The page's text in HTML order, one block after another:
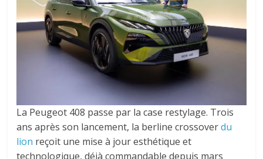
La Peugeot 408 passe par la case restylage. Trois
ans après son lancement, la berline crossoverdu
lion reçoit une mise à jour esthétique et
technologique, déjà commandable depuis mars